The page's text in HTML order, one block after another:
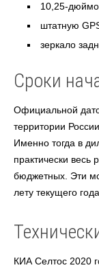
10,25-
штатную
зеркало
Сроки
Официальной
территории
Именно тогда в
практически
бюджетных. Эти
лету текущего года.
КИА Селтос 2020